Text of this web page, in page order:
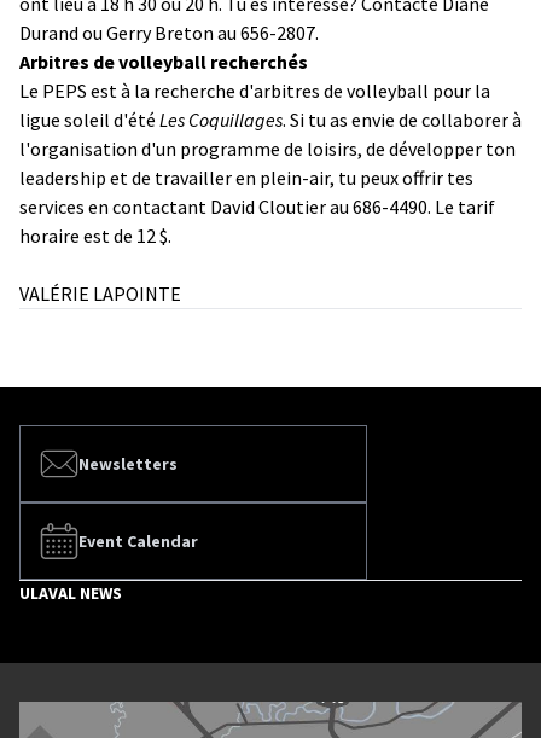
Durand ou Gerry Breton au 656-2807.
Arbitres de volleyball recherchés
Le PEPS est à la recherche d'arbitres de volleyball pour la
ligue soleil d'été Les Coquillages. Si tu as envie de collaborer à
l'organisation d'un programme de loisirs, de développer ton
leadership et de travailler en plein-air, tu peux offrir tes
services en contactant David Cloutier au 686-4490. Le tarif
horaire est de 12 $.
VALÉRIE LAPOINTE
Newsletters
Event Calendar
ULAVAL NEWS